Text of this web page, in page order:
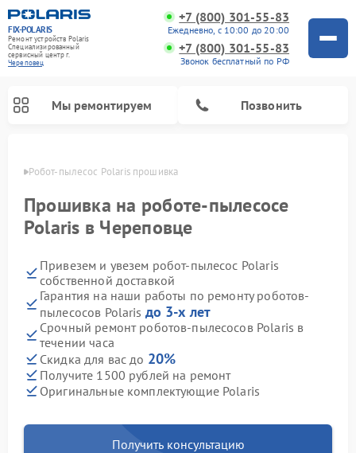
FIX-POLARIS
Ремонт устройств Polaris
Специализированный
cервисный центр г.
Череповец
+7 (800) 301-55-83
Ежедневно, с 10:00 до 20:00
+7 (800) 301-55-83
Звонок бесплатный по РФ
Мы ремонтируем Позвонить
Робот-пылесос Polaris прошивка
Прошивка на роботе-пылесосе
Polaris в Череповце
Привезем и увезем робот-пылесос Polaris
собственной доставкой
Гарантия на наши работы по ремонту роботов-
пылесосов Polaris до 3-х лет
Срочный ремонт роботов-пылесосов Polaris в
течении часа
Скидка для вас до 20%
Получите 1500 рублей на ремонт
Оригинальные комплектующие Polaris
Получить консультацию